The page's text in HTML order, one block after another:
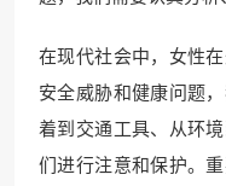
在现代社会中，女性
安全威胁和健康问题
着到交通工具、从环
们进行注意和保护。